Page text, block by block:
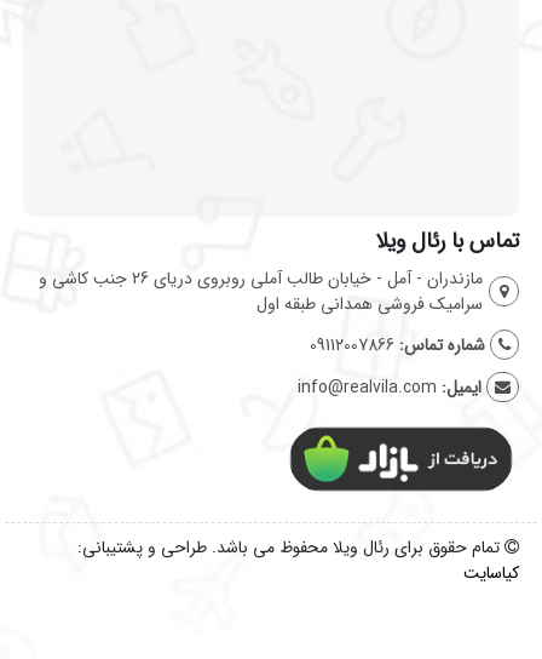
تماس با رئال ویلا
مازندران - آمل - خیابان طالب آملی روبروی دریای 26 جنب کاشی و
سرامیک فروشی همدانی طبقه اول
شماره تماس: 09112007866
ایمیل: info@realvila.com
تمام حقوق برای رئال ویلا محفوظ می باشد. طراحی و پشتیبانی:
کیاسایت